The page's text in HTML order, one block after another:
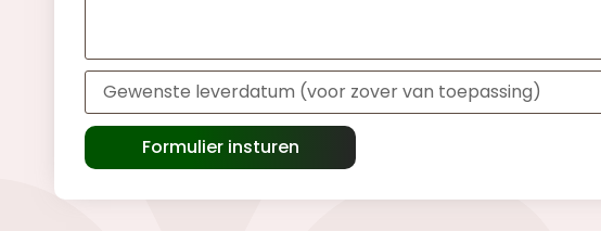
Formulier insturen